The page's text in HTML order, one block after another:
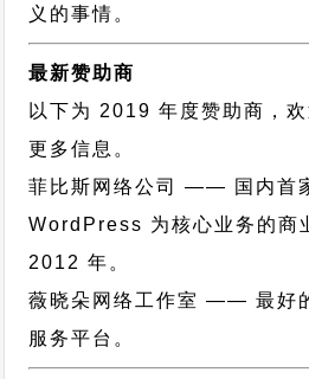
义的事情。
最新赞助商
以下为 2019 年度赞助商，
更多信息。
菲比斯网络公司
—— 国内首
WordPress 为核心业务的商
2012 年。
薇晓朵网络工作室 —— 最好
服务平台。